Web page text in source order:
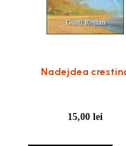
Nadejdea
15,00lei